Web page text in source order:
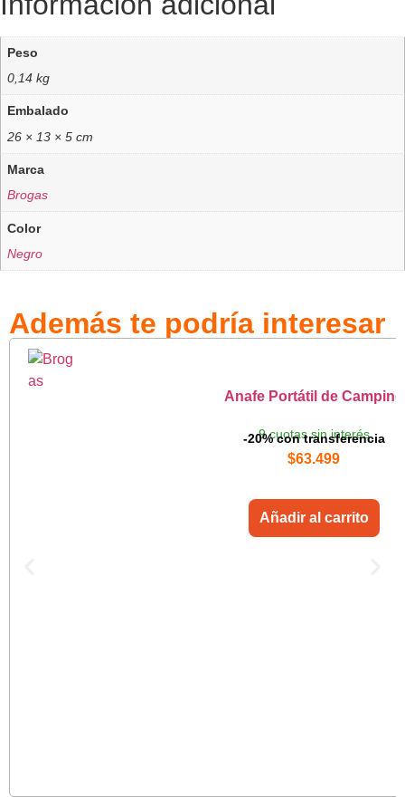
Peso
0,14 kg
Embalado
26 × 13 × 5 cm
Marca
Brogas
Color
Negro
Además te podría interesar
Anafe Portátil de Camping
9 cuotas sin interés
-20% con transferencia
$63.499
Añadir al carrito